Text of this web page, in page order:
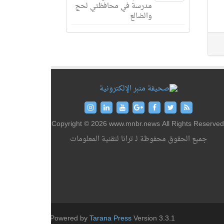
مدرسة في محافظتي لحج
والضالع
Copyright © 2026 www.mnbr.news All Rights
جميع الحقوق محفوظة لـ ترانا لتقنية المعلومات
Powered byTarana PressVersion 3.3.1